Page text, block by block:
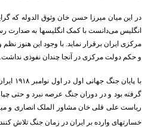
در این میان میرزا حسن خان وثوق الدوله که
انگلیس می‌دانست با کمک انگلیسها به صدارت
مرکزی ایران برقرار نماید. با وجود این هنوز
و حکم دولت مرکزی در آنجا چندان نفوذی نداشت.
با پایان جنگ جهانی اول در اول نوامبر ۱۹۱۸ ایران که در دوران جنگ با وجود اعلام بیطرفی همچنان مورد یورش و هجوم قوای روسیه و عثمانی، انگلیس و حتی آلمان
گرفته بود و در دوران جنگ عرصه نبرد و حتی
ریاست علی قلی خان مشاور الملک انصاری و
خسارتهای وارده بر ایران در زمان جنگ تلاش